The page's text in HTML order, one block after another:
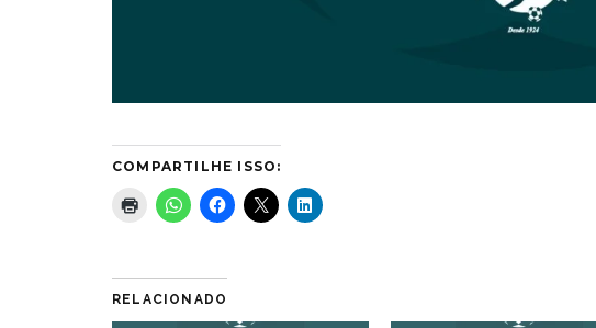
COMPARTILHE ISSO:
RELACIONADO